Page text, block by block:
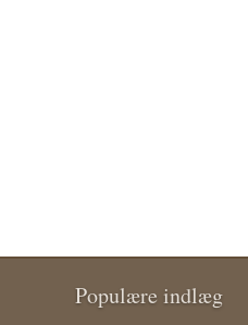
Populære indlæg